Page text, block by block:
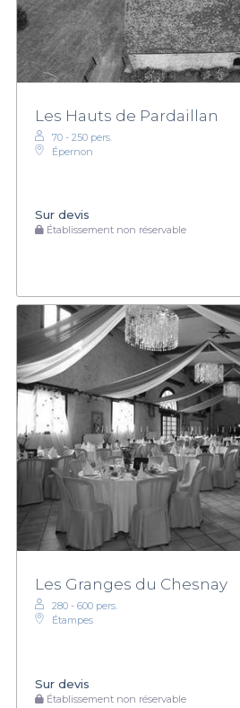
Les Hauts de Pardaillan
70 - 250 pers.
Épernon
Sur devis
Établissement non réservable
Les Granges du Chesnay
280 - 600 pers.
Étampes
Sur devis
Établissement non réservable